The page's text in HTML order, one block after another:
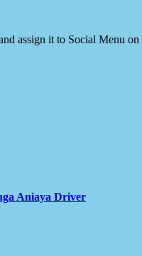
assign it to Social Menu
Aniaya Driver